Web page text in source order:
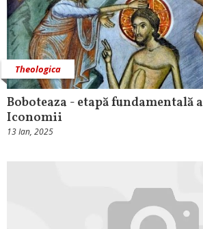
Theologica
Boboteaza - etapă fundamentală
Iconomii
13 Ian, 2025